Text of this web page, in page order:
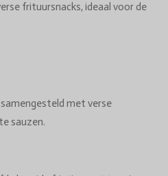
frituursnacks, ideaal voor de
met verse
sauzen.